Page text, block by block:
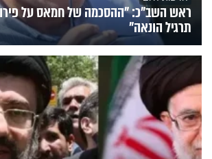
ראש השב"כ: "ההסכמה של חמאס על
תרגיל הונאה"